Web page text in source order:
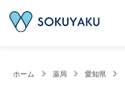
ホーム 薬局 愛知県